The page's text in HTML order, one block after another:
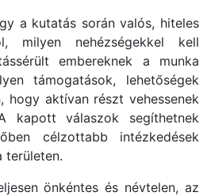
a kutatás során valós, hiteles
milyen nehézségekkel kell
embereknek a munka
támogatások, lehetőségek
hogy aktívan részt vehessenek
kapott válaszok segíthetnek
célzottabb intézkedések
területen.
önkéntes és névtelen, az